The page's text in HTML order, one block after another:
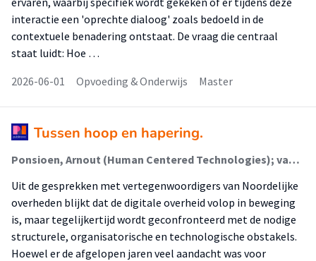
interactie een 'oprechte dialoog' zoals bedoeld in de
contextuele benadering ontstaat. De vraag die centraal
staat luidt: Hoe …
2026-06-01
Opvoeding & Onderwijs Master
Tussen hoop en hapering.
Ponsioen, Arnout (Human Centered Technologies); van Oostrom, Madelon (Human Centered Technologies)
Uit de gesprekken met vertegenwoordigers van Noordelijke
overheden blijkt dat de digitale overheid volop in beweging
is, maar tegelijkertijd wordt geconfronteerd met de nodige
structurele, organisatorische en technologische obstakels.
Hoewel er de afgelopen jaren veel aandacht was voor